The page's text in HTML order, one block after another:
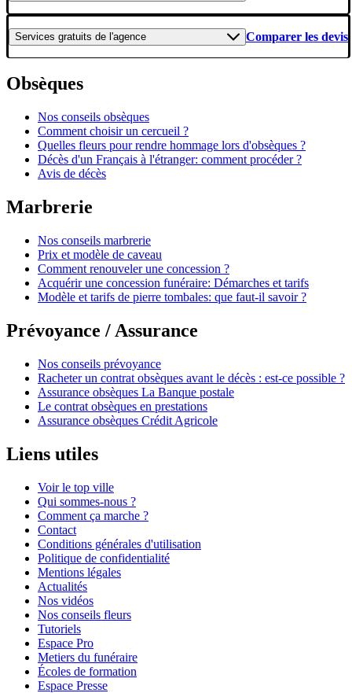
Services gratuits de l'agence Comparer les devis
Obsèques
Nos conseils obsèques
Comment choisir un cercueil ?
Quelles fleurs pour rendre hommage lors d'obsèques ?
Décès d'un Français à l'étranger: comment procéder ?
Avis de décès
Marbrerie
Nos conseils marbrerie
Prix et modèle de caveau
Comment renouveler une concession ?
Acquérir une concession funéraire: Démarches et tarifs
Modèle et tarifs de pierre tombales: que faut-il savoir ?
Prévoyance / Assurance
Nos conseils prévoyance
Racheter un contrat obsèques avant le décès : est-ce possible ?
Assurance obsèques La Banque postale
Le contrat obsèques en prestations
Assurance obsèques Crédit Agricole
Liens utiles
Voir le top ville
Qui sommes-nous ?
Comment ça marche ?
Contact
Conditions générales d'utilisation
Politique de confidentialité
Mentions légales
Actualités
Nos vidéos
Nos conseils fleurs
Tutoriels
Espace Pro
Metiers du funéraire
Écoles de formation
Espace Presse